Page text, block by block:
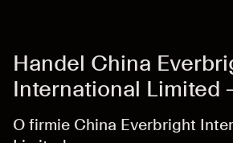
Handel China
International Limited
O firmie China Everbright